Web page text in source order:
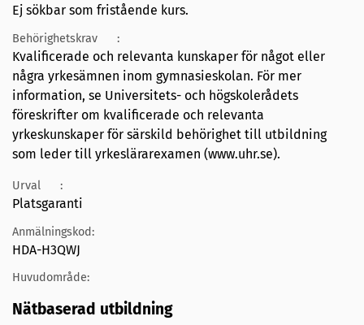
Ej sökbar som fristående kurs.
Behörighetskrav :
Kvalificerade och relevanta kunskaper för något eller
några yrkesämnen inom gymnasieskolan. För mer
information, se Universitets- och högskolerådets
föreskrifter om kvalificerade och relevanta
yrkeskunskaper för särskild behörighet till utbildning
som leder till yrkeslärarexamen (www.uhr.se).
Urval :
Platsgaranti
Anmälningskod:
HDA-H3QWJ
Huvudområde:
Nätbaserad utbildning